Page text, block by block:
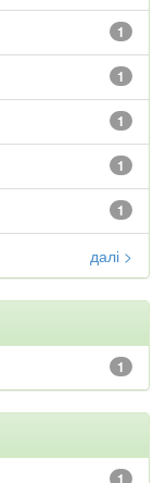
1
1
1
1
1
далі >
1
1